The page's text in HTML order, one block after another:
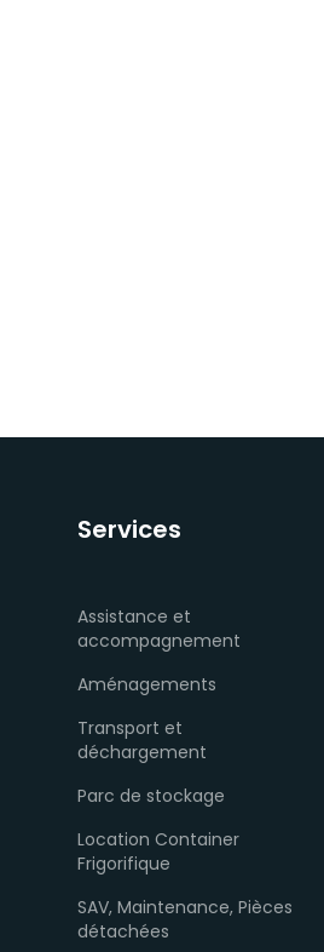
Services
Assistance et
accompagnement
Aménagements
Transport et
déchargement
Parc de stockage
Location Container
Frigorifique
SAV, Maintenance, Pièces
détachées